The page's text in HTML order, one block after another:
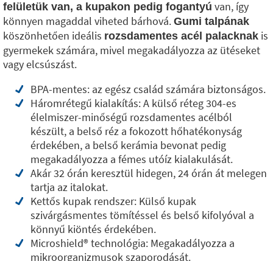
felületük van, a kupakon pedig fogantyú van, így
könnyen magaddal viheted bárhová. Gumi talpának
köszönhetően ideális rozsdamentes acél palacknak is
gyermekek számára, mivel megakadályozza az ütéseket
vagy elcsúszást.
BPA-mentes: az egész család számára biztonságos.
Háromrétegű kialakítás: A külső réteg 304-es
élelmiszer-minőségű rozsdamentes acélból
készült, a belső réz a fokozott hőhatékonyság
érdekében, a belső kerámia bevonat pedig
megakadályozza a fémes utóíz kialakulását.
Akár 32 órán keresztül hidegen, 24 órán át melegen
tartja az italokat.
Kettős kupak rendszer: Külső kupak
szivárgásmentes tömítéssel és belső kifolyóval a
könnyű kiöntés érdekében.
Microshield®️ technológia: Megakadályozza a
mikroorganizmusok szaporodását.